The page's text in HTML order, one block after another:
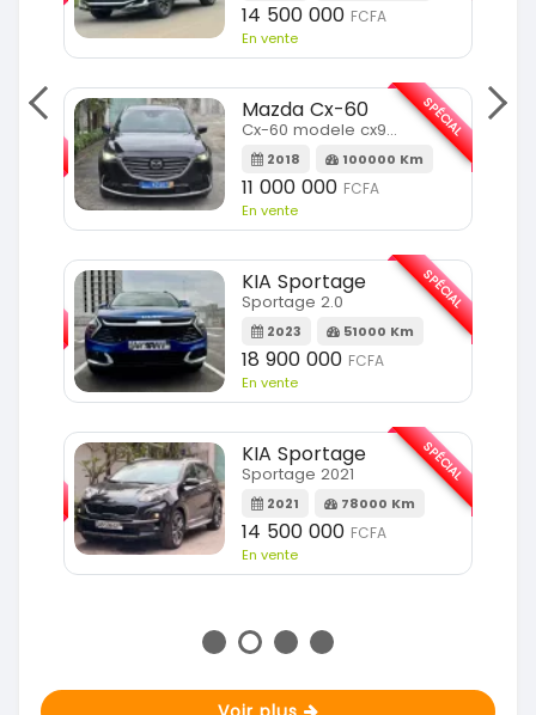
SPÉCIAL
14 500 000 FCFA
En vente
Mazda Cx-60
Cx-60 modele cx9 full option
2018 100000 Km
11 000 000 FCFA
En vente
SPÉCIAL
KIA Sportage
Sportage 2.0
2023 51000 Km
18 900 000 FCFA
En vente
SPÉCIAL
KIA Sportage
Sportage 2021
2021 78000 Km
14 500 000 FCFA
En vente
SPÉCIAL